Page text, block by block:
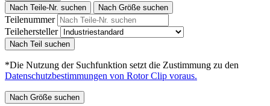
Nach Teile-Nr. suchen
Nach Größe suchen
Teilenummer
Teilehersteller
Nach Teil suchen
*Die Nutzung der Suchfunktion setzt die Zustimmung zu den
Datenschutzbestimmungen von Rotor Clip voraus.
Nach Größe suchen